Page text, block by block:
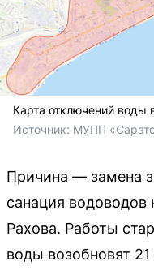
Карта отключений воды
Источник: МУПП
Причина — замена
санация водоводов
Рахова. Работы
воды возобновят